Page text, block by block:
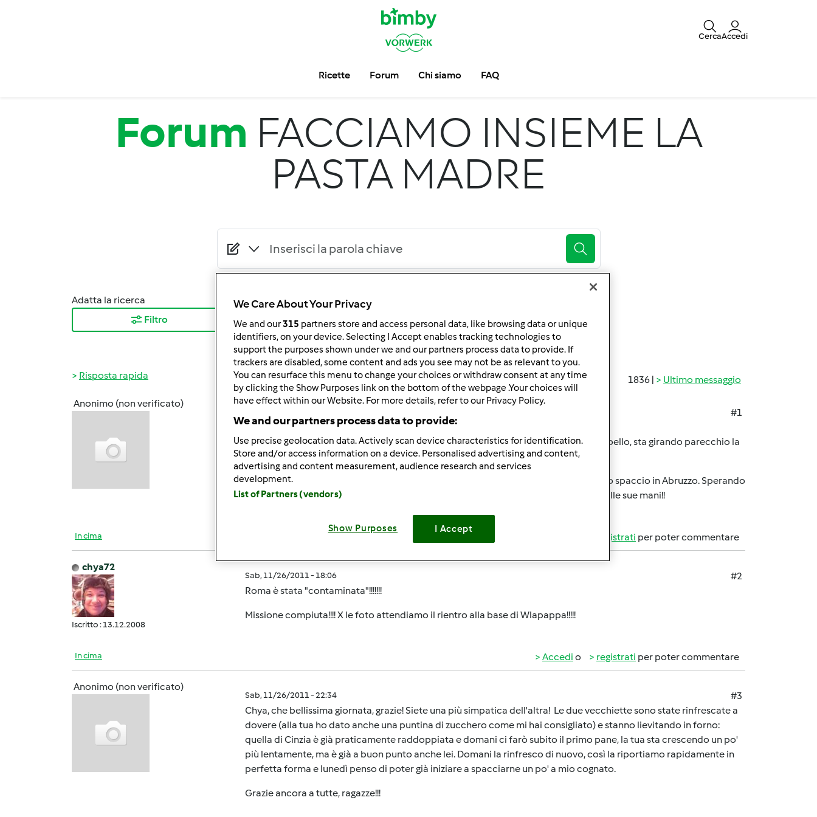
CercaAccedi
Ricette Forum Chi siamo FAQ
Forum FACCIAMO INSIEME LA
PASTA MADRE
Adatta la ricerca
Filtro
Ordina per:
I risultati più recenti
10
1836 | Ultimo messaggio
Risposta rapida
Anonimo (non verificato)
#1
wlapappa wrote:
Antonella, ti pensavo.... Sono felicissima degli ottimi risultati e soddisfazioni
Che bello, sta girando parecchio la
vecchietta
Domani la portiamo a fare un giro a Roma
Appena arriva a Roma,fatemi sapere...così mi organizzo con il fratellino e poi inizio lo spaccio in Abruzzo. Sperando
che mio fratello (single) la faccia sopravvivere..nel frattempo che rimarrà da sola nelle sue mani!!
In cima registrati per poter commentare
chya72
Iscritto : 13.12.2008
Sab, 11/26/2011 - 18:06
#2
Roma è stata "contaminata"!!!!!!!
Missione compiuta!!!! X le foto attendiamo il rientro alla base di Wlapappa!!!!!
In cima Accedi o registrati per poter commentare
Anonimo (non verificato)
Sab, 11/26/2011 - 22:34
#3
Chya, che bellissima giornata, grazie! Siete una più simpatica dell'altra! Le due vecchiette sono state rinfrescate a
dovere (alla tua ho dato anche una puntina di zucchero come mi hai consigliato) e stanno lievitando in forno:
quella di Cinzia è già praticamente raddoppiata e domani ci farò subito il primo pane, la tua sta crescendo un po'
più lentamente, ma è già a buon punto anche lei. Domani la rinfresco di nuovo, così la riportiamo rapidamente in
perfetta forma e lunedì penso di poter già iniziare a spacciarne un po' a mio cognato.
Grazie ancora a tutte, ragazze!!!
We Care About Your Privacy
We and our315 partners store and access personal data, like browsing data or unique
identifiers, on your device. Selecting I Accept enables tracking technologies to
support the purposes shown under we and our partners process data to provide. If
trackers are disabled, some content and ads you see may not be as relevant to you.
You can resurface this menu to change your choices or withdraw consent at any time
by clicking the Show Purposes link on the bottom of the webpage .Your choices will
have effect within our Website. For more details, refer to our Privacy Policy.
We and our partners process data to provide:
Use precise geolocation data. Actively scan device characteristics for identification.
Store and/or access information on a device. Personalised advertising and content,
advertising and content measurement, audience research and services
development.
List of Partners (vendors)
Show Purposes I Accept